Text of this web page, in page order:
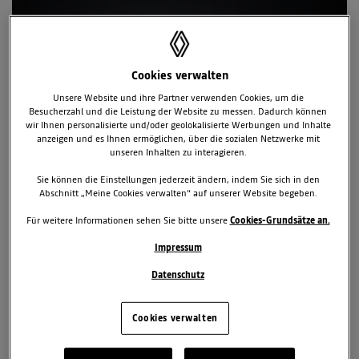
RENAULT 5 TURBO 3E: DIE
WIEDERGEBURT EINER LEGENDE
HEIMLICHER STAR DER DOKUMENTATION „ANATOMY OF A
COMEBACK” RENAULT 5 TURBO 3E: DIE WIEDERGEBURT EINER
Vollelektrischer Sportwagen als Serienmodell bestätigt
Krise und Wandel: Die Geschichte der Renaulution
Cookies verwalten
Unsere Website und ihre Partner verwenden Cookies, um die
Besucherzahl und die Leistung der Website zu messen. Dadurch können
wir Ihnen personalisierte und/oder geolokalisierte Werbungen und Inhalte
anzeigen und es Ihnen ermöglichen, über die sozialen Netzwerke mit
unseren Inhalten zu interagieren.
Sie können die Einstellungen jederzeit ändern, indem Sie sich in den
Abschnitt „Meine Cookies verwalten“ auf unserer Website begeben.
Für weitere Informationen sehen Sie bitte unsereCookies-Grundsätze an.
Impressum
Datenschutz
Cookies verwalten